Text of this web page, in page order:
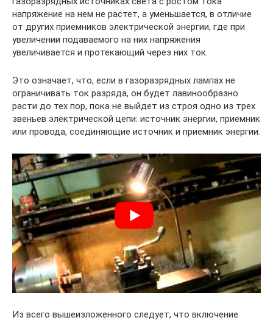
напряжение на нем не растет, а уменьшается, в отличие
от других приемников электрической энергии, где при
увеличении подаваемого на них напряжения
увеличивается и протекающий через них ток.
Это означает, что, если в газоразрядных лампах не
ограничивать ток разряда, он будет лавинообразно
расти до тех пор, пока не выйдет из строя одно из трех
звеньев электрической цепи: источник энергии, приемник
или провода, соединяющие источник и приемник энергии.
Из всего вышеизложенного следует, что включение